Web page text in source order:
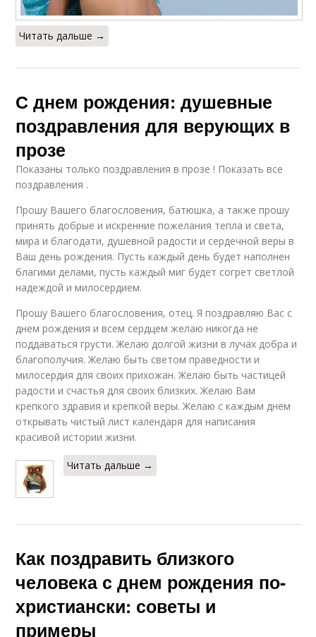
Читать дальше →
С днем рождения: душевные
поздравления для верующих в
прозе
Показаны только поздравления в прозе ! Показать все
поздравления .
Прошу Вашего благословения, батюшка, а также прошу
принять добрые и искренние пожелания тепла и света,
мира и благодати, душевной радости и сердечной веры в
Ваш день рождения. Пусть каждый день будет наполнен
благими делами, пусть каждый миг будет согрет светлой
надеждой и милосердием.
Прошу Вашего благословения, отец. Я поздравляю Вас с
днем рождения и всем сердцем желаю никогда не
поддаваться грусти. Желаю долгой жизни в лучах добра и
благополучия. Желаю быть светом праведности и
милосердия для своих прихожан. Желаю быть частицей
радости и счастья для своих близких. Желаю Вам
крепкого здравия и крепкой веры. Желаю с каждым днем
открывать чистый лист календаря для написания
красивой истории жизни.
Читать дальше →
Как поздравить близкого
человека с днем рождения по-
христиански: советы и
примеры